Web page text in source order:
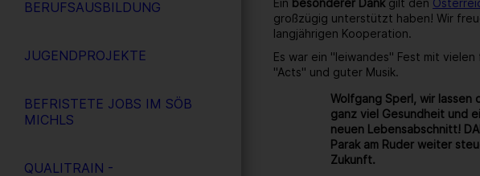
BERUFSAUSBILDUNG
JUGENDPROJEKTE
BEFRISTETE JOBS IM SÖB
MICHLS
QUALITRAIN -
Ein besonderer Dank gilt den
großzügig unterstützt haben! Wir
langjährigen Kooperation.
Es war ein "leiwandes" Fest mit
"Acts" und guter Musik.
Wolfgang Sperl, wir lassen
ganz viel Gesundheit und
neuen Lebensabschnitt!
Parak am Ruder weiter
Zukunft.